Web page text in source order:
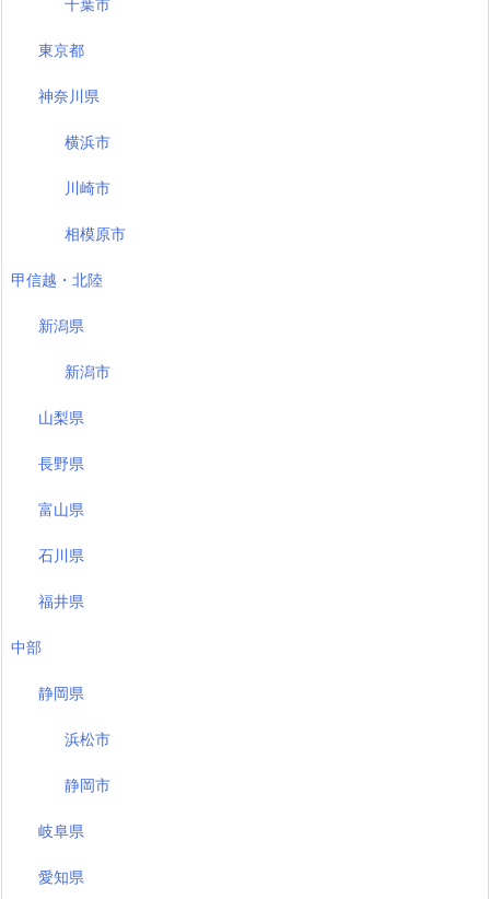
千葉市
東京都
神奈川県
横浜市
川崎市
相模原市
甲信越・北陸
新潟県
新潟市
山梨県
長野県
富山県
石川県
福井県
中部
静岡県
浜松市
静岡市
岐阜県
愛知県